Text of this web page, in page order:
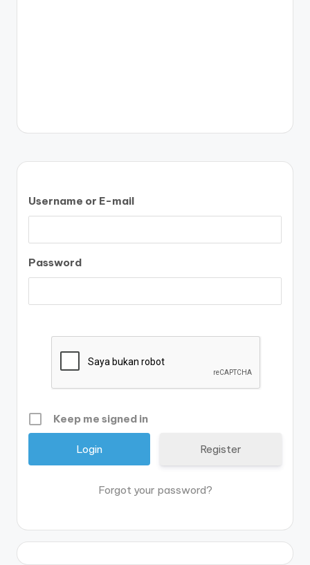
Username or E-mail
Password
Keep me signed in
Register
Forgot your password?